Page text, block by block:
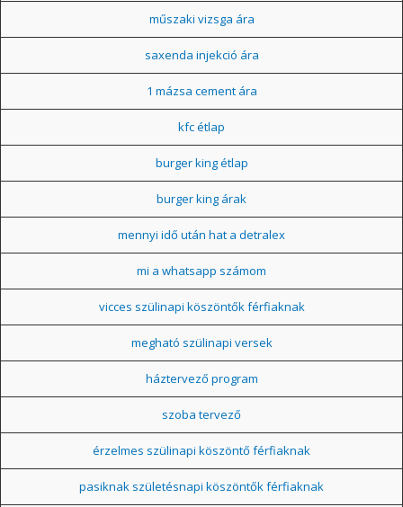
műszaki vizsga ára
saxenda injekció ára
1 mázsa cement ára
kfc étlap
burger king étlap
burger king árak
mennyi idő után hat a detralex
mi a whatsapp számom
vicces szülinapi köszöntők férfiaknak
megható szülinapi versek
háztervező program
szoba tervező
érzelmes szülinapi köszöntő férfiaknak
pasiknak születésnapi köszöntők férfiaknak